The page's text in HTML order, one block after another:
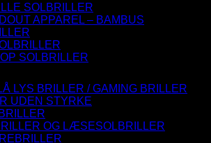
SOLBRILLER
APPAREL – BAMBUS
SOLBRILLER
LYS BRILLER / GAMING BRILLER
UDEN STYRKE
OG LÆSESOLBRILLER